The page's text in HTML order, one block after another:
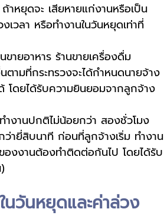
หยุดจะ เสียหายแก่งานหรือเป็น
เวลา หรือทำงานในวันหยุดเท่าที่
ายอาหาร ร้านขายเครื่องดื่ม
ามที่กระทรวงจะได้กำหนดนายจ้าง
โดยได้รับความยินยอมจากลูกจ้าง
ำงานปกติไม่น้อยกว่า สองชั่วโมง
ายี่สิบนาที ก่อนที่ลูกจ้างเริ่ม ทำงาน
งงานต้องทำติดต่อกันไป โดยได้รับ
นวันหยุดและค่าล่วง